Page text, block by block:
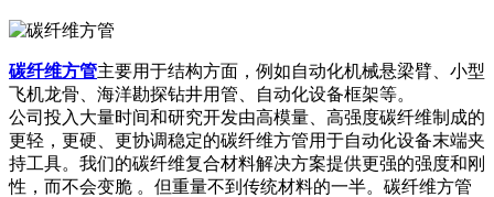
碳纤维方管主要用于结构方面，例如自动化机械悬梁臂、小型
飞机龙骨、海洋勘探钻井用管、自动化设备框架等。
公司投入大量时间和研究开发由高模量、高强度碳纤维制成的
更轻，更硬、更协调稳定的碳纤维方管用于自动化设备末端夹
持工具。我们的碳纤维复合材料解决方案提供更强的强度和刚
性，而不会变脆 。但重量不到传统材料的一半。碳纤维方管